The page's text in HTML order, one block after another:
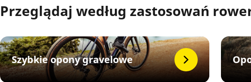
Przeglądaj według zastosowań
Szybkie opony gravelowe